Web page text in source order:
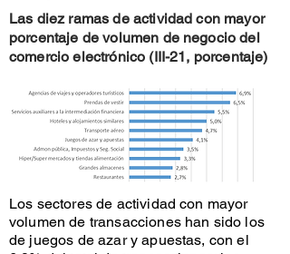
Las diez ramas de actividad con mayor
porcentaje de volumen de negocio del
comercio electrónico (III-21, porcentaje)
Los sectores de actividad con mayor
volumen de transacciones han sido los
de juegos de azar y apuestas, con el